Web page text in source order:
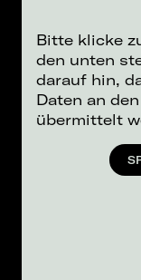
Bitte klicke
den unten
darauf hin,
Daten an
übermittelt